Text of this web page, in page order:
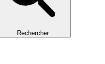
Rechercher